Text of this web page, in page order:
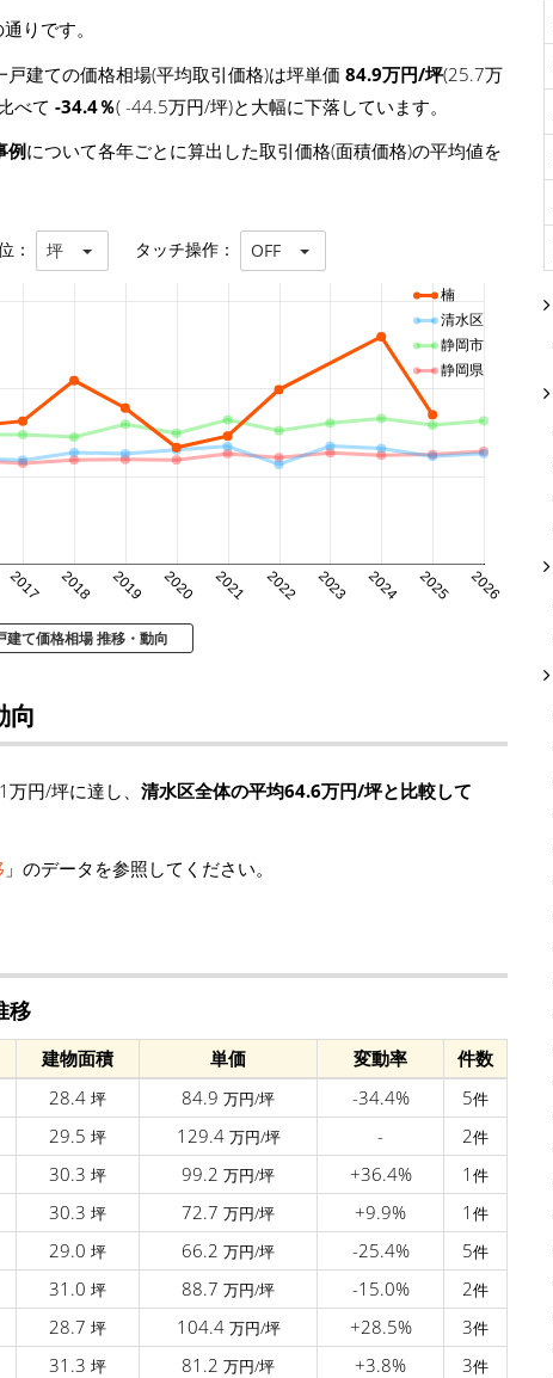
りです。
戸建ての価格相場(平均取引価格)は坪単価 84.9万円/坪(25.7万
べて -34.4％( -44.5万円/坪)と大幅に下落しています。
例について各年ごとに算出した取引価格(面積価格)の平均値を
： 坪 タッチ操作： OFF
2017 2018 2019 2020 2021 2022 2023 2024 2025 2026
楠
清水区
静岡市
静岡県
建て価格相場 推移・動向
向
円/坪に達し、 清水区全体の平均64.6万円/坪と比較して
」のデータを参照してください。
移
建物面積 単価 変動率
件数
28.4 坪 84.9 万円/坪 -34.4% 5件
29.5 坪 129.4 万円/坪 - 2件
30.3 坪 99.2 万円/坪 +36.4% 1 件
30.3 坪 72.7 万円/坪 +9.9% 1 件
29.0 坪 66.2 万円/坪 -25.4% 5件
31.0 坪 88.7 万円/坪 -15.0% 2件
28.7 坪 104.4 万円/坪 +28.5% 3件
31.3 坪 81.2 万円/坪 +3.8% 3件